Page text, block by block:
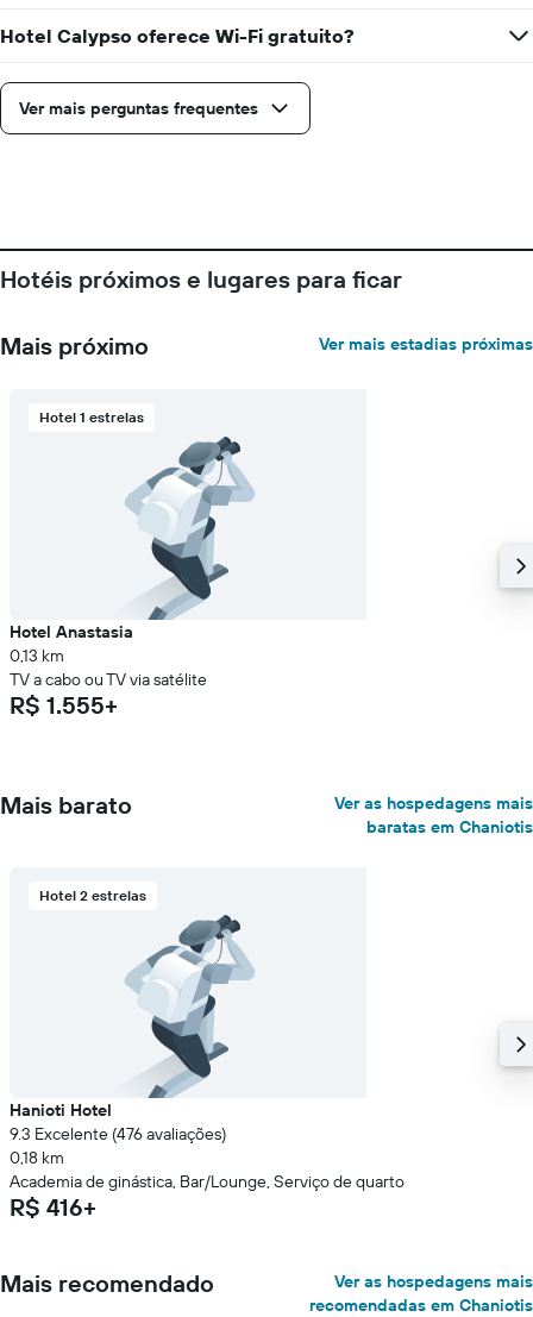
Hotel Calypso oferece Wi-Fi gratuito?
Ver mais perguntas frequentes
Hotéis próximos e lugares para ficar
Mais próximo Ver mais estadias próximas
Hotel 1 estrelas
Hotel Anastasia
0,13 km
TV a cabo ou TV via satélite
R$ 1.555+
Mais barato
Ver as hospedagens mais
baratas em Chaniotis
Hotel 2 estrelas
Hanioti Hotel
9.3 Excelente (476 avaliações)
0,18 km
Academia de ginástica, Bar/Lounge, Serviço de quarto
R$ 416+
Mais recomendado
Ver as hospedagens mais
recomendadas em Chaniotis